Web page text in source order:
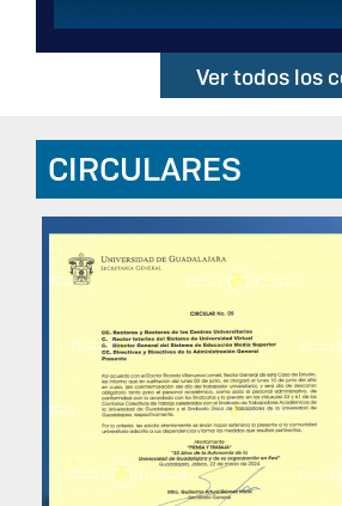
Ver todos los
CIRCULARES